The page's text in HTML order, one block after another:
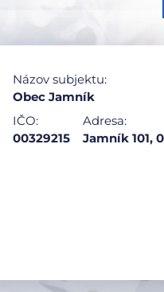
Názov subjektu:
Obec Jamník
IČO:
00329215
Adresa:
Jamník 101,